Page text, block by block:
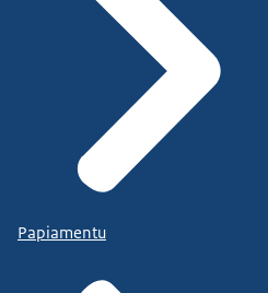
Papiamentu